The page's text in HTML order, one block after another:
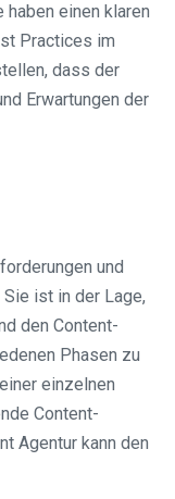
einen klaren
Practices im
dass der
Erwartungen der
und
ist in der Lage,
den Content-
Phasen zu
einzelnen
Content-
Agentur kann den